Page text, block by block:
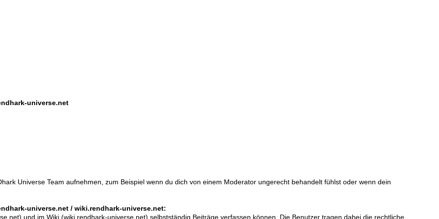
universe.net
Universe Team aufnehmen, zum Beispiel wenn du dich von einem Moderator ungerecht behandelt fühlst oder wenn dein
universe.net / wiki.rendhark-universe.net:
und im Wiki (wiki.rendhark-universe.net) selbstständig Beiträge verfassen können. Die Benutzer tragen dabei die rechtliche